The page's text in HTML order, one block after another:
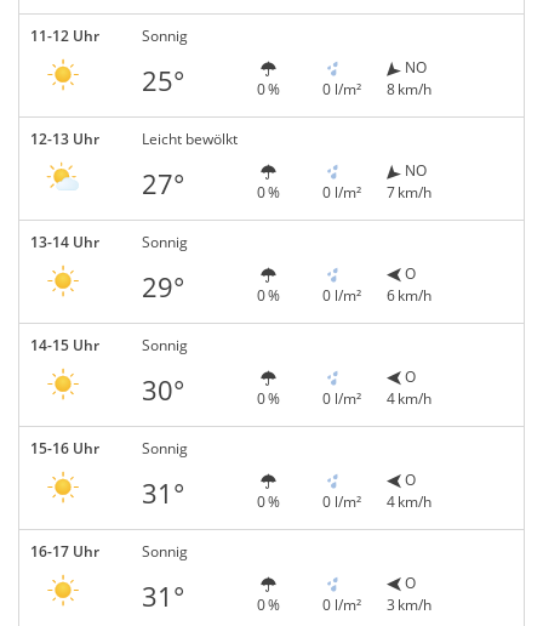
11-12 Uhr Sonnig
25° 0 % 0 l/m²
NO
8 km/h
12-13 Uhr Leicht bewölkt
27° 0 % 0 l/m²
NO
7 km/h
13-14 Uhr Sonnig
29° 0 % 0 l/m²
O
6 km/h
14-15 Uhr Sonnig
30° 0 % 0 l/m²
O
4 km/h
15-16 Uhr Sonnig
31° 0 % 0 l/m²
O
4 km/h
16-17 Uhr Sonnig
31° 0 % 0 l/m²
O
3 km/h